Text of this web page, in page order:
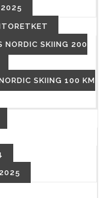
NORDIC SKIING 200
SKIING 100 KM